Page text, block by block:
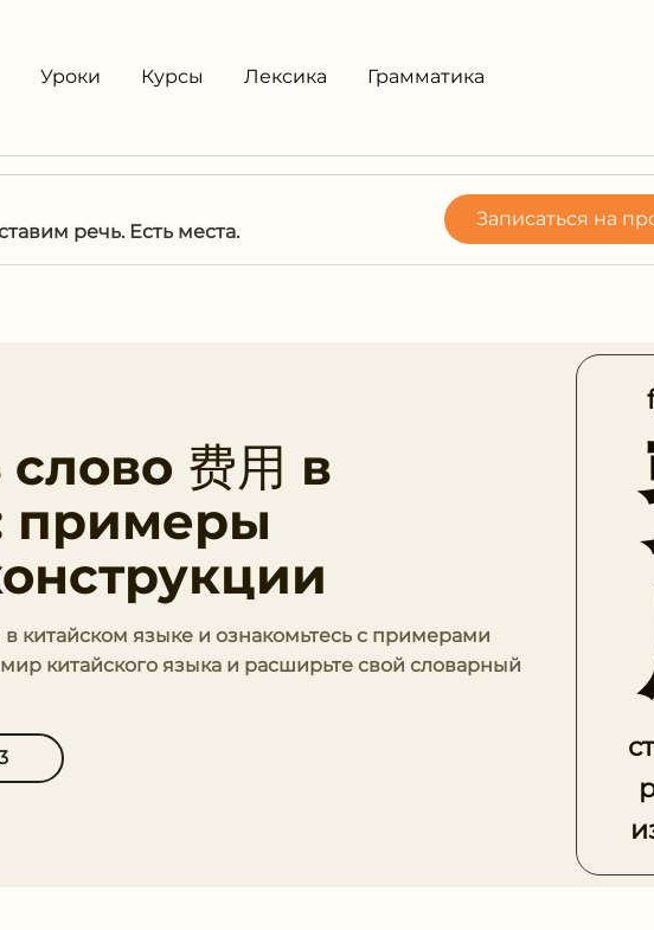
Уроки Курсы Лексика Грамматика
речь. Есть места.
Записаться на
费用 в
примеры
в китайском языке и ознакомьтесь с примерами
китайского языка и расширьте свой словарный